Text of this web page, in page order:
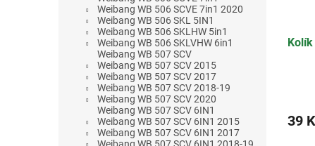
Weibang WB 506 SCVE 7in1 2020
Weibang WB 506 SKL 5IN1
Weibang WB 506 SKLHW 5in1
Weibang WB 506 SKLVHW 6in1
Weibang WB 507 SCV
Weibang WB 507 SCV 2015
Weibang WB 507 SCV 2017
Weibang WB 507 SCV 2018-19
Weibang WB 507 SCV 2020
Weibang WB 507 SCV 6IN1
Weibang WB 507 SCV 6IN1 2015
Weibang WB 507 SCV 6IN1 2017
Weibang WB 507 SCV 6IN1 2018-19
39